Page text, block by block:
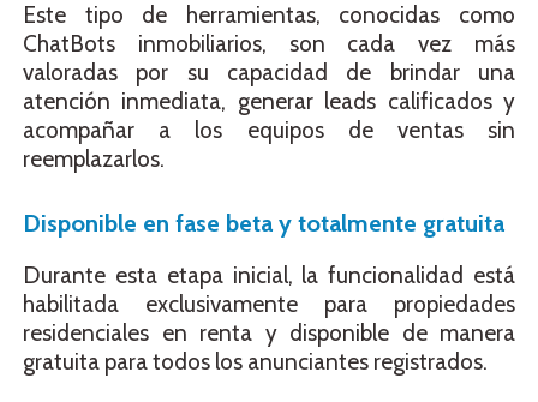
Este tipo de herramientas, conocidas como
ChatBots inmobiliarios, son cada vez más
valoradas por su capacidad de brindar una
atención inmediata, generar leads calificados y
acompañar a los equipos de ventas sin
reemplazarlos.
Disponible en fase beta y totalmente gratuita
Durante esta etapa inicial, la funcionalidad está
habilitada exclusivamente para propiedades
residenciales en renta y disponible de manera
gratuita para todos los anunciantes registrados.